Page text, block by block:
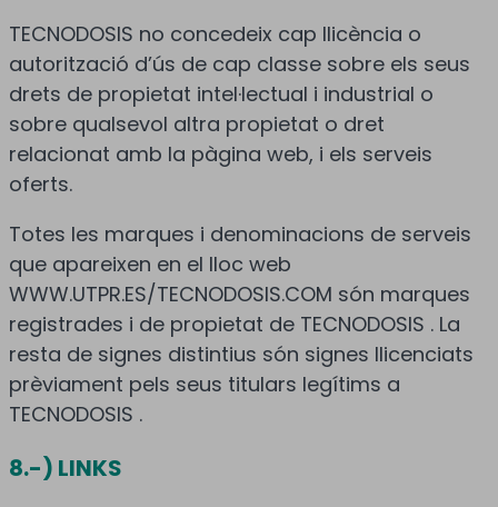
TECNODOSIS no concedeix cap llicència o
autorització d’ús de cap classe sobre els seus
drets de propietat intel·lectual i industrial o
sobre qualsevol altra propietat o dret
relacionat amb la pàgina web, i els serveis
oferts.
Totes les marques i denominacions de serveis
que apareixen en el lloc web
WWW.UTPR.ES/TECNODOSIS.COM són marques
registrades i de propietat de TECNODOSIS . La
resta de signes distintius són signes llicenciats
prèviament pels seus titulars legítims a
TECNODOSIS .
8.-) LINKS